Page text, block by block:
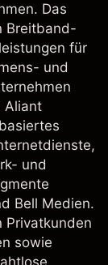
Das
Breitband-
für
und
Aliant
und
Bell Medien.
Privatkunden
sowie